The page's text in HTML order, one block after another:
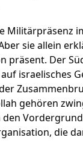
Militärpräsenz
sie allein
präsent. Der
israelisches
gehören
den
die